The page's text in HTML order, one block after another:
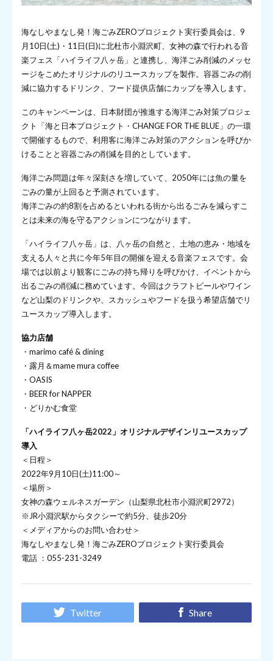
海なしやまなし発！海ごみZEROプロジェクト実行委員会は、9
月10日(土)・11日(日)に北杜市小淵沢町、女神の森で行われる音
楽フェス「ハイライフ八ヶ岳」と連携し、海洋ごみ削減のメッセ
ージをこめたオリジナルのリユースカップを製作。容器ごみの削
減に協力するドリンク、フード提供店舗にカップを導入します。
このキャンペーンは、日本財団が推進する海洋ごみ対策プロジェ
クト「海と日本プロジェクト・CHANGE FOR THE BLUE」の一環
で開催するもので、利用客に海洋ごみ対策のアクションを呼びか
けることと容器ごみの削減を目的としています。
海洋ごみ問題は年々深刻さを増していて、2050年には魚の量を
ごみの量が上回ると予測されています。
海洋ごみの約8割を占めるといわれる街から出るごみを減らすこ
とは未来の海を守るアクションにつながります。
「ハイライフ八ヶ岳」は、八ヶ岳の自然と、土地の恵み・地域を
支える人々と共に今年5年目の開催を迎える音楽フェスです。会
場では以前より観客にごみの持ち帰りを呼びかけ、イベントから
出るごみの削減に務めています。今回はクラフトビールやワイン
など山梨のドリンクや、スカッシュやフードを扱う希望店舗でリ
ユースカップ導入します。
協力店舗
・marimo café & dining
・露月＆mame mura coffee
・OASIS
・BEER for NAPPER
・どりかむ食堂
「ハイライフ八ヶ岳2022」オリジナルデザインリユースカップ
導入
＜日程＞
2022年9月10日(土)11:00～
＜場所＞
女神の森ウェルネスガーデン（山梨県北杜市小淵沢町2972）
※JR小淵沢駅からタクシーで約5分、徒歩20分
＜メディアからのお問い合わせ＞
海なしやまなし発！海ごみZEROプロジェクト実行委員会
電話 ：055-231-3249
Twitter Share